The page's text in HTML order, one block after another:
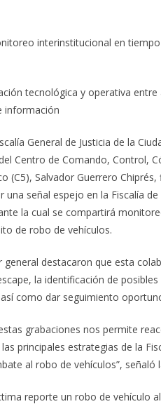
interinstitucional en
tecnológica y operativa
información
General de Justicia de la
Centro de Comando, Control,
(C5), Salvador Guerrero
señal espejo en la Fiscalía
la cual se compartirá
de robo de vehículos.
general destacaron que esta
la identificación de
como dar seguimiento
grabaciones nos permite
principales estrategias de la
al robo de vehículos”, señaló
reporte un robo de vehículo